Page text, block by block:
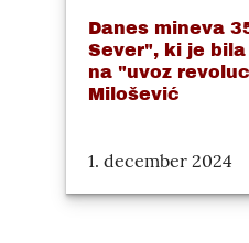
Danes mineva
Sever", ki je
na "uvoz
Milošević
1. december 2024